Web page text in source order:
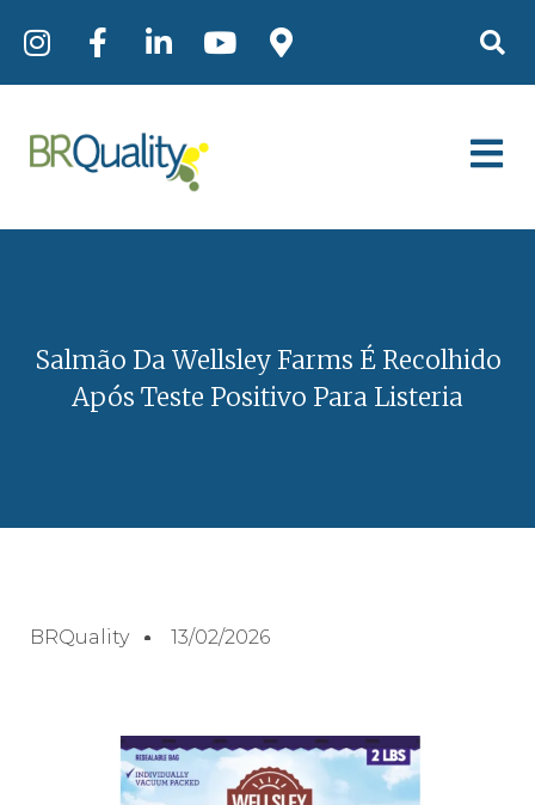
Salmão Da Wellsley Farms É Recolhido
Após Teste Positivo Para Listeria
BRQuality 13/02/2026